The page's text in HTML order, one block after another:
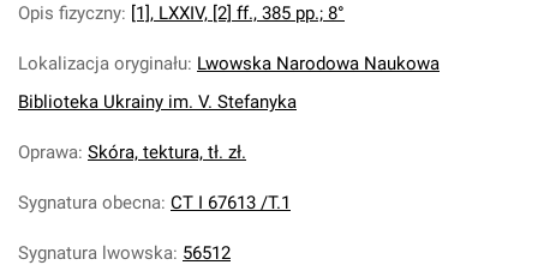
Opis fizyczny: [1], LXXIV, [2] ff., 385 pp.; 8°
Lokalizacja oryginału: Lwowska Narodowa Naukowa
Biblioteka Ukrainy im. V. Stefanyka
Oprawa: Skóra, tektura, tł. zł.
Sygnatura obecna: CT I 67613 /T.1
Sygnatura lwowska: 56512